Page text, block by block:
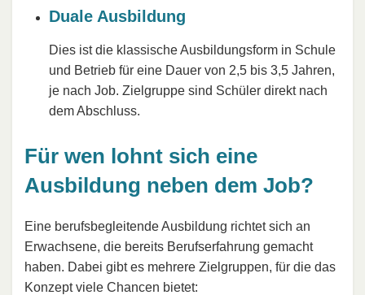
Duale Ausbildung
Dies ist die klassische Ausbildungsform in Schule
und Betrieb für eine Dauer von 2,5 bis 3,5 Jahren,
je nach Job. Zielgruppe sind Schüler direkt nach
dem Abschluss.
Für wen lohnt sich eine
Ausbildung neben dem Job?
Eine berufsbegleitende Ausbildung richtet sich an
Erwachsene, die bereits Berufserfahrung gemacht
haben. Dabei gibt es mehrere Zielgruppen, für die das
Konzept viele Chancen bietet: